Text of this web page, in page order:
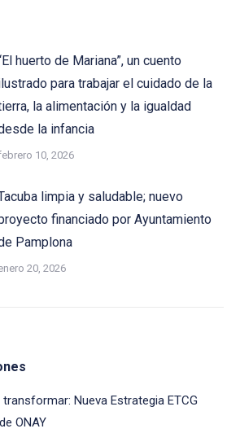
huerto de Mariana”, un cuento
para trabajar el cuidado de la
la alimentación y la igualdad
la infancia
10, 2026
limpia y saludable; nuevo
financiado por Ayuntamiento
Pamplona
20, 2026
transformar: Nueva Estrategia ETCG
ONAY